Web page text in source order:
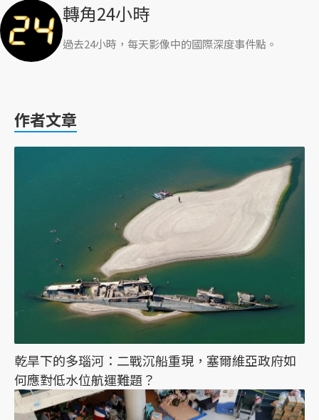
轉角24小時
過去24小時，每天影像中的國際深度事件點。
作者文章
乾旱下的多瑙河：二戰沉船重現，塞爾維亞政府如
何應對低水位航運難題？